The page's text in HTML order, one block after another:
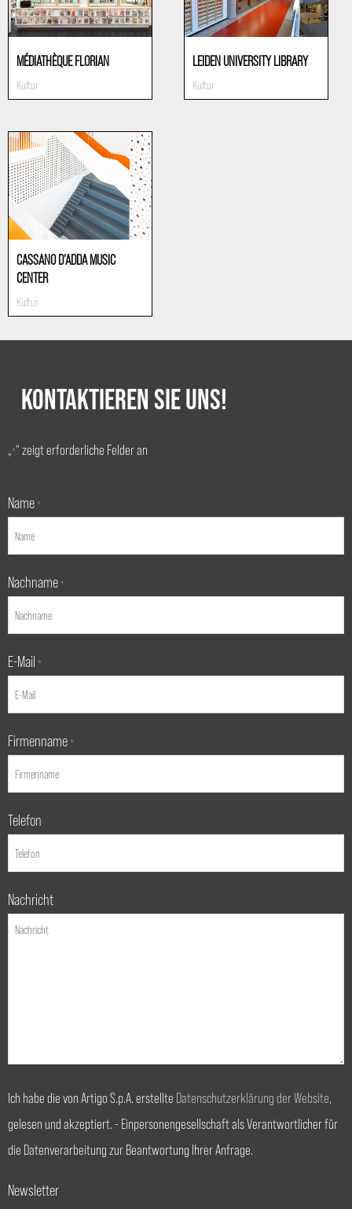
MÉDIATHÈQUE FLORIAN
Kultur
LEIDEN UNIVERSITY LIBRARY
Kultur
CASSANO D’ADDA MUSIC
CENTER
Kultur
KONTAKTIEREN SIE UNS!
„*“ zeigt erforderliche Felder an
Name *
Nachname *
E-Mail *
Firmenname *
Telefon
Nachricht
Ich habe die von Artigo S.p.A. erstellte Datenschutzerklärung der Website,
gelesen und akzeptiert. - Einpersonengesellschaft als Verantwortlicher für
die Datenverarbeitung zur Beantwortung Ihrer Anfrage.
Newsletter